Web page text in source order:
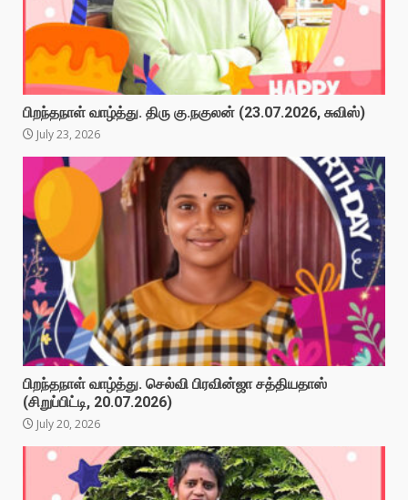
பிறந்தநாள் வாழ்த்து. திரு கு.நகுலன் (23.07.2026, சுவிஸ்)
July 23, 2026
பிறந்தநாள் வாழ்த்து. செல்வி பிரவின்ஜா சத்தியதாஸ்
(சிறுப்பிட்டி, 20.07.2026)
July 20, 2026